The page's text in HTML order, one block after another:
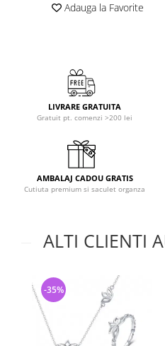
Adauga la Favorite
LIVRARE GRATUITA
Gratuit pt. comenzi >200 lei
AMBALAJ CADOU GRATIS
Cutiuta premium si saculet organza
ALTI CLIENTI
-35%